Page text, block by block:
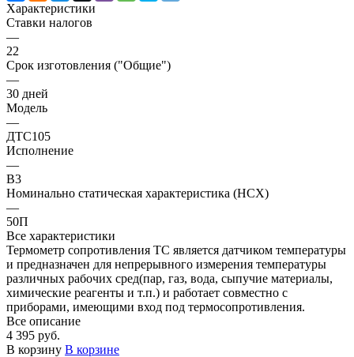
Характеристики
Ставки налогов
—
22
Срок изготовления ("Общие")
—
30 дней
Модель
—
ДТС105
Исполнение
—
В3
Номинально статическая характеристика (НСХ)
—
50П
Все характеристики
Термометр сопротивления ТС является датчиком температуры
и предназначен для непрерывного измерения температуры
различных рабочих сред(пар, газ, вода, сыпучие материалы,
химические реагенты и т.п.) и работает совместно с
приборами, имеющими вход под термосопротивления.
Все описание
4 395 руб.
В корзину В корзине